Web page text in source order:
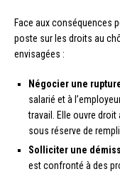
Face aux conséquences
poste sur les droits au
envisagées :
Négocier une
salarié et à
travail. Elle ouvre
sous réserve de
Solliciter une
est confronté à des